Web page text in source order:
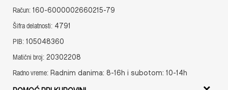
Račun: 160-6000002660215-79
Šifra delatnosti: 4791
PIB: 105048360
Matični broj: 20302208
Radno vreme: Radnim danima: 8-16h i subotom: 10-14h